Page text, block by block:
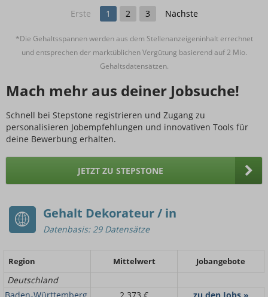
Erste 1 2 3 Nächste
*Die Gehaltsspannen werden aus dem Stellenanzeigeninhalt errechnet
und entsprechen der marktüblichen Vergütung basierend auf 2 Mio.
Gehaltsdatensätzen.
Mach mehr aus deiner Jobsuche!
Schnell bei Stepstone registrieren und Zugang zu
personalisieren Jobempfehlungen und innovativen Tools für
deine Bewerbung erhalten.
JETZT ZU STEPSTONE
Gehalt Dekorateur / in
Datenbasis: 29 Datensätze
Region Mittelwert Jobangebote
Deutschland
Baden-Württemberg
2.373 € zu den Jobs »